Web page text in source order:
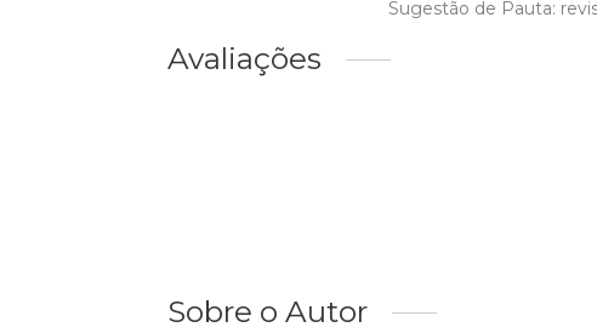
Sugestão de Pauta:
Avaliações
Sobre o Autor